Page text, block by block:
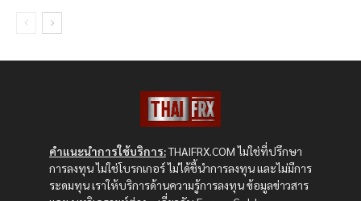
คำแนะนำการใช้บริการ:THAIFRX.COM ไม่ใช่ที่ปรึกษา
การลงทุน ไม่ใช่โบรกเกอร์ ไม่ได้ชี้นำการลงทุน และไม่มีการ
ระดมทุน เราให้บริการด้านความรู้การลงทุน ข้อมูลข่าวสาร